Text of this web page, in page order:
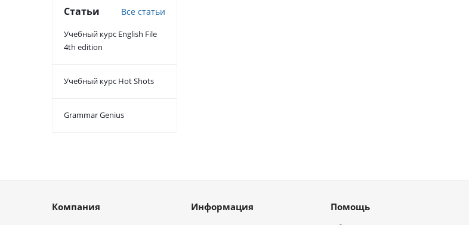
Статьи Все статьи
Учебный курс English File
4th edition
Учебный курс Hot Shots
Grammar Genius
Компания Информация Помощь